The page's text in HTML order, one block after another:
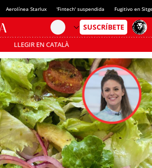
Aerolínea Starlux 'Fintech' suspendida Fugitivo en
LLEGIR EN CATALÀ
Pásate al MODO AHORRO